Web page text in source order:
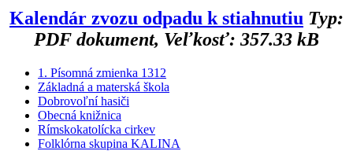
Kalendár zvozu odpadu k stiahnutiu Typ:
PDF dokument, Veľkosť: 357.33 kB
1. Písomná zmienka 1312
Základná a materská škola
Dobrovoľní hasiči
Obecná knižnica
Rímskokatolícka cirkev
Folklórna skupina KALINA